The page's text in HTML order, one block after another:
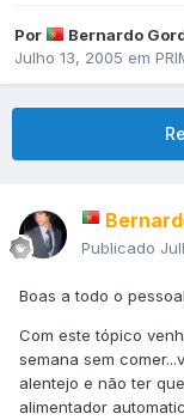
Por
Bernardo
Julho 13, 2005 em
Publicado
Boas a todo o
Com este tópico
semana sem
alentejo e não ter
alimentador